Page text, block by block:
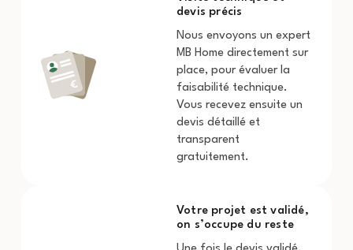
devis précis
Nous envoyons un expert
MB Home directement sur
place, pour évaluer la
faisabilité technique.
Vous recevez ensuite un
devis détaillé et
transparent
gratuitement.
Votre projet est validé,
on s’occupe du reste